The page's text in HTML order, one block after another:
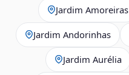
Jardim Amoreiras
Jardim Andorinhas
Jardim Aurélia